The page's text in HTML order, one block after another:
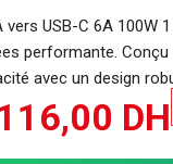
vers USB-C 6A 100W
performante.
avec un design
DH